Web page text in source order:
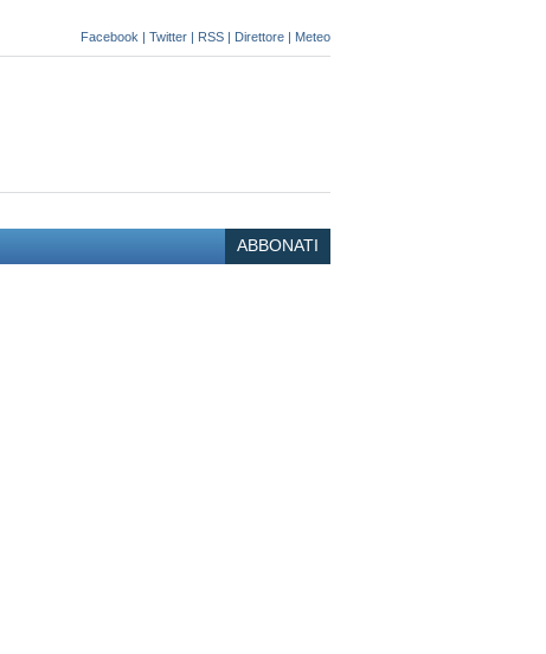
Facebook | Twitter | RSS | Direttore | Meteo
ABBONATI